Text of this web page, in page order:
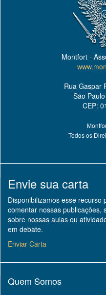
Montfort -
Rua Gaspar
São
CEP:
Todos os
Envie sua carta
Disponibilizamos esse recurso
comentar nossas publicações,
sobre nossas aulas ou
em debate.
Enviar Carta
Quem Somos